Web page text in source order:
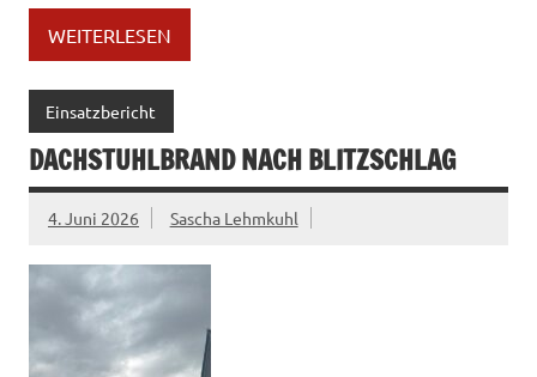
WEITERLESEN
Einsatzbericht
DACHSTUHLBRAND NACH BLITZSCHLAG
4. Juni 2026 Sascha Lehmkuhl